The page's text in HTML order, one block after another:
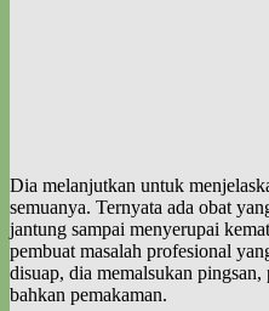
Dia melanjutkan untuk
semuanya. Ternyata ada obat
jantung sampai menyerupai
pembuat masalah profesional
disuap, dia memalsukan
bahkan pemakaman.